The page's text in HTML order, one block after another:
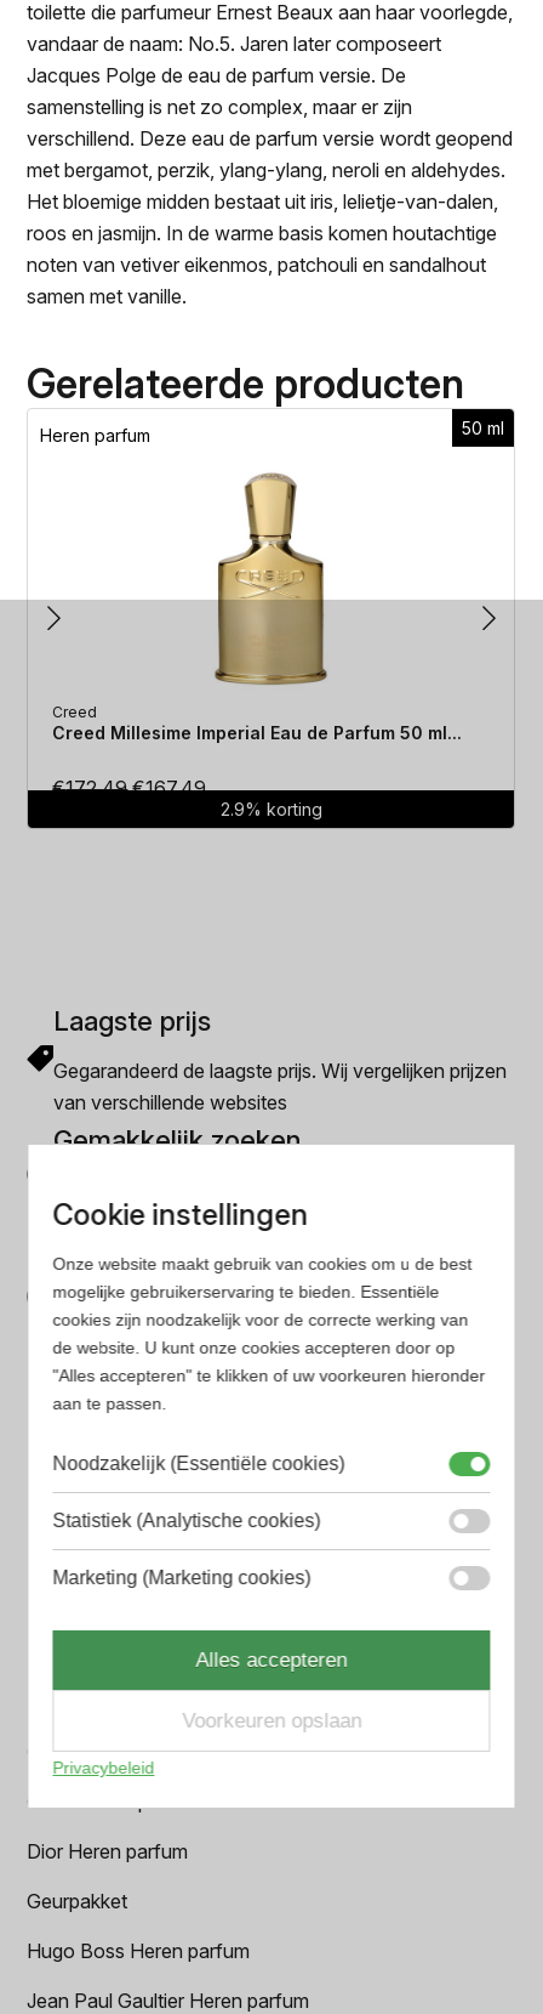
toilette die parfumeur Ernest Beaux aan haar voorlegde,
vandaar de naam: No.5. Jaren later composeert
Jacques Polge de eau de parfum versie. De
samenstelling is net zo complex, maar er zijn
verschillend. Deze eau de parfum versie wordt geopend
met bergamot, perzik, ylang-ylang, neroli en aldehydes.
Het bloemige midden bestaat uit iris, lelietje-van-dalen,
roos en jasmijn. In de warme basis komen houtachtige
noten van vetiver eikenmos, patchouli en sandalhout
samen met vanille.
Gerelateerde producten
50 ml
Heren parfum
Creed
Creed Millesime Imperial Eau de Parfum 50 ml...
€172.49Oorspronkelijke
€167.49Huidige
prijs
2.9% korting
Laagste prijs
Gegarandeerd de laagste prijs. Wij vergelijken prijzen
van verschillende websites
Gemakkelijk zoeken
parfum met onze geavanceerde zoekfilters
Bespaar tijd en geld
Wij hebben alle prijzen voor je verzameld zodat jij
minder tijd en geld kwijt bent
Populaire herengeuren
Amouage Heren parfum
Armani Heren parfum
BALR. Heren parfum
Chanel Heren parfum
Dior Heren parfum
Geurpakket
Hugo Boss Heren parfum
Jean Paul Gaultier Heren parfum
Cookie instellingen
Onze website maakt gebruik van cookies om u de best
mogelijke gebruikerservaring te bieden. Essentiële
cookies zijn noodzakelijk voor de correcte werking van
de website. U kunt onze cookies accepteren door op
"Alles accepteren" te klikken of uw voorkeuren hieronder
aan te passen.
Noodzakelijk (Essentiële cookies)
Statistiek (Analytische cookies)
Marketing (Marketing cookies)
Alles accepteren
Voorkeuren opslaan
Privacybeleid